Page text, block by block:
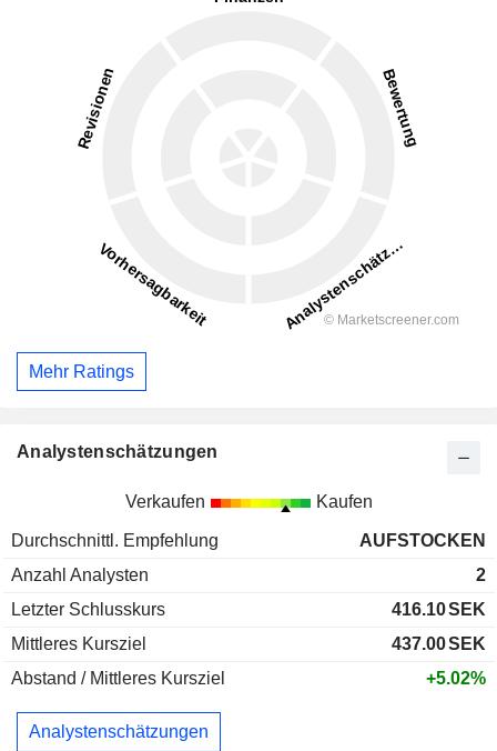
Mehr Ratings
Analystenschätzungen
Verkaufen Kaufen
Durchschnittl. Empfehlung
AUFSTOCKEN
Anzahl Analysten
2
Letzter Schlusskurs
416.10SEK
Mittleres Kursziel
437.00SEK
Abstand / Mittleres Kursziel
+5.02%
Analystenschätzungen